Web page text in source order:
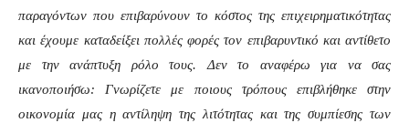
παραγόντων που επιβαρύνουν το κόστος της επιχειρηματικότητας
και έχουμε καταδείξει πολλές φορές τον επιβαρυντικό και αντίθετο
με την ανάπτυξη ρόλο τους. Δεν το αναφέρω για να σας
ικανοποιήσω: Γνωρίζετε με ποιους τρόπους επιβλήθηκε στην
οικονομία μας η αντίληψη της λιτότητας και της συμπίεσης των